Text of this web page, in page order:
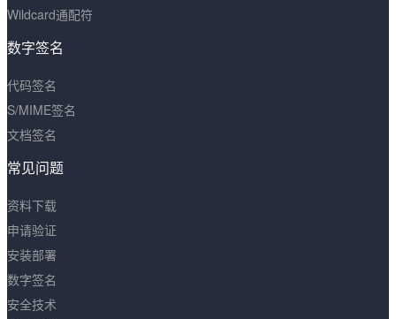
Wildcard通配符
数字签名
代码签名
S/MIME签名
文档签名
常见问题
资料下载
申请验证
安装部署
数字签名
安全技术